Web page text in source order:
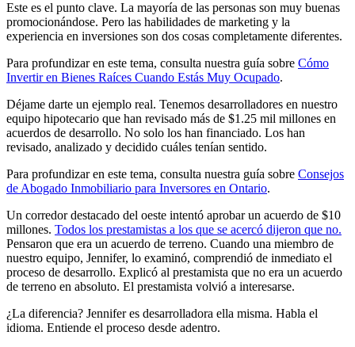
Este es el punto clave. La mayoría de las personas son muy buenas
promocionándose. Pero las habilidades de marketing y la
experiencia en inversiones son dos cosas completamente diferentes.
Para profundizar en este tema, consulta nuestra guía sobre Cómo
Invertir en Bienes Raíces Cuando Estás Muy Ocupado.
Déjame darte un ejemplo real. Tenemos desarrolladores en nuestro
equipo hipotecario que han revisado más de $1.25 mil millones en
acuerdos de desarrollo. No solo los han financiado. Los han
revisado, analizado y decidido cuáles tenían sentido.
Para profundizar en este tema, consulta nuestra guía sobre Consejos
de Abogado Inmobiliario para Inversores en Ontario.
Un corredor destacado del oeste intentó aprobar un acuerdo de $10
millones. Todos los prestamistas a los que se acercó dijeron que no.
Pensaron que era un acuerdo de terreno. Cuando una miembro de
nuestro equipo, Jennifer, lo examinó, comprendió de inmediato el
proceso de desarrollo. Explicó al prestamista que no era un acuerdo
de terreno en absoluto. El prestamista volvió a interesarse.
¿La diferencia? Jennifer es desarrolladora ella misma. Habla el
idioma. Entiende el proceso desde adentro.